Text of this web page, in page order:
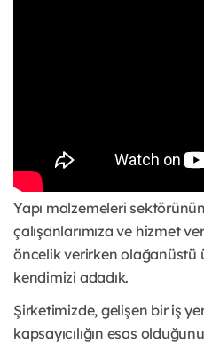
Yapı malzemeleri
çalışanlarımıza ve hizmet
öncelik verirken olağanüstü
kendimizi adadık.
Şirketimizde, gelişen bir iş
kapsayıcılığın esas